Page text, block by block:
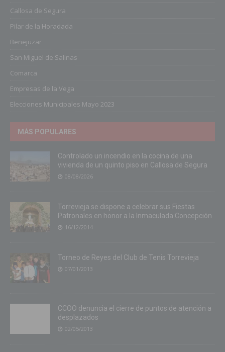
Callosa de Segura
Pilar de la Horadada
Benejuzar
San Miguel de Salinas
Comarca
Empresas de la Vega
Elecciones Municipales Mayo 2023
MÁS POPULARES
Controlado un incendio en la cocina de una
vivienda de un quinto piso en Callosa de Segura
08/08/2026
Torrevieja se dispone a celebrar sus Fiestas
Patronales en honor a la Inmaculada Concepción
16/12/2014
Torneo de Reyes del Club de Tenis Torrevieja
07/01/2013
CCOO denuncia el cierre de puntos de atención a
desplazados
02/05/2013